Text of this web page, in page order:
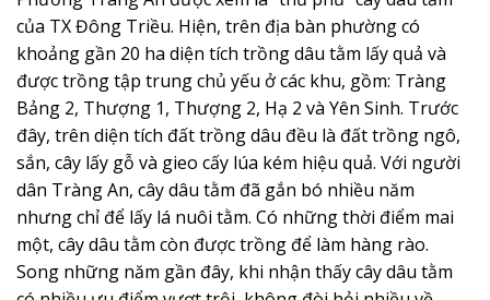
của TX Đông Triều. Hiện, trên địa bàn phường có
khoảng gần 20 ha diện tích trồng dâu tằm lấy quả và
được trồng tập trung chủ yếu ở các khu, gồm: Tràng
Bảng 2, Thượng 1, Thượng 2, Hạ 2 và Yên Sinh. Trước
đây, trên diện tích đất trồng dâu đều là đất trồng ngô,
sắn, cây lấy gỗ và gieo cấy lúa kém hiệu quả. Với người
dân Tràng An, cây dâu tằm đã gắn bó nhiều năm
nhưng chỉ để lấy lá nuôi tằm. Có những thời điểm mai
một, cây dâu tằm còn được trồng để làm hàng rào.
Song những năm gần đây, khi nhận thấy cây dâu tằm